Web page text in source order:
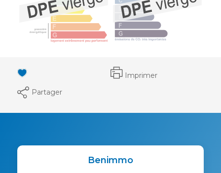
Imprimer
Partager
Benimmo